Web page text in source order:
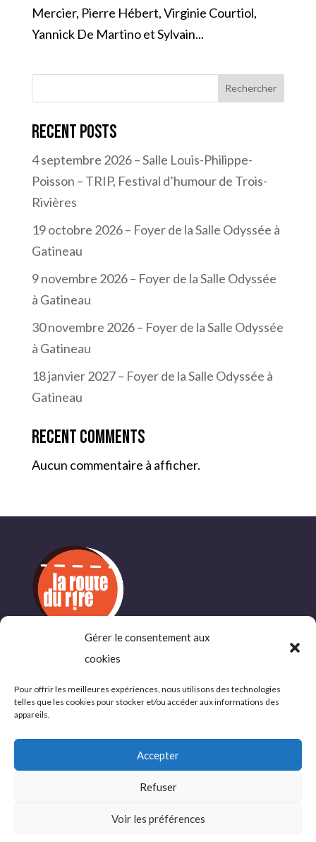
Gérer le consentement aux
cookies
Pour offrir les meilleures expériences, nous utilisons des technologies
telles que les cookies pour stocker et/ou accéder aux informations des
appareils.
Accepter
Refuser
Voir les préférences
Mercier, Pierre Hébert, Virginie Courtiol,
Yannick De Martino et Sylvain...
Rechercher
Recent Posts
4 septembre 2026 – Salle Louis-Philippe-
Poisson – TRIP, Festival d’humour de Trois-
Rivières
19 octobre 2026 – Foyer de la Salle Odyssée à
Gatineau
9 novembre 2026 – Foyer de la Salle Odyssée
à Gatineau
30 novembre 2026 – Foyer de la Salle Odyssée
à Gatineau
18 janvier 2027 – Foyer de la Salle Odyssée à
Gatineau
Recent Comments
Aucun commentaire à afficher.
INFORMATIONS
COMPLÉMENTAIRES
Politique de confidentialité